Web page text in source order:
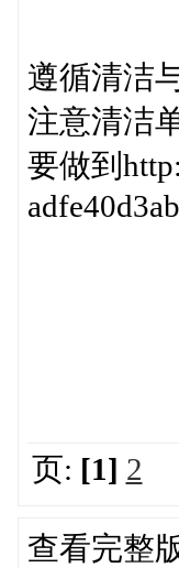
遵循清洁
注意清洁
要做到
页: [1] 2
查看完整